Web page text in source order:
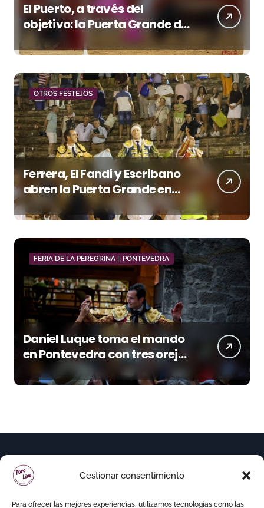
Gestionar consentimiento
Para ofrecer las mejores experiencias, utilizamos tecnologías como las
El Puerto, a través del
objetivo: la Puerta Grande de
Crespo y el aroma de
Morante
OTROS FESTEJOS
Ferrera, El Fandi y Escribano
abren la Puerta Grande en
una tarde triunfal en Azuaga
FERIA DE LA PEREGRINA || PONTEVEDRA
Daniel Luque toma el mando
en Pontevedra con tres orejas
y una Puerta Grande de peso